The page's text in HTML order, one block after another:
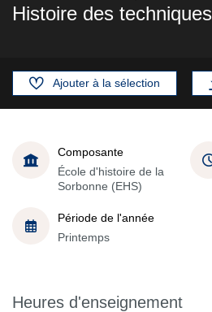
Histoire des techniques
Ajouter à la sélection
Composante
École d'histoire de la
Sorbonne (EHS)
Période de l'année
Printemps
Heures d'enseignement